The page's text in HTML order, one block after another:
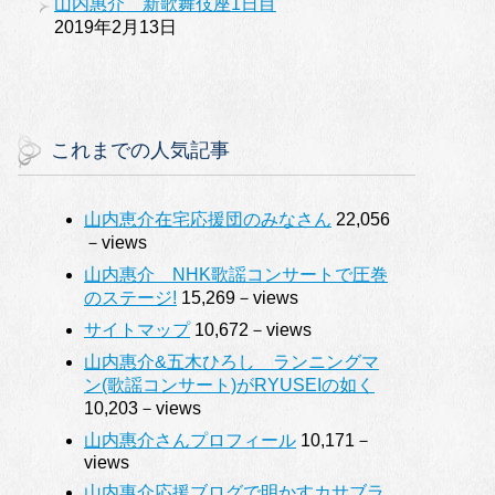
山内惠介 新歌舞伎座1日目
2019年2月13日
これまでの人気記事
山内恵介在宅応援団のみなさん 22,056
－views
山内惠介 NHK歌謡コンサートで圧巻
のステージ! 15,269－views
サイトマップ10,672－views
山内惠介&五木ひろし ランニングマ
ン(歌謡コンサート)がRYUSEIの如く
10,203－views
山内惠介さんプロフィール 10,171－
views